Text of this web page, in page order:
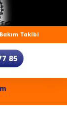
Bakım Takibi
85